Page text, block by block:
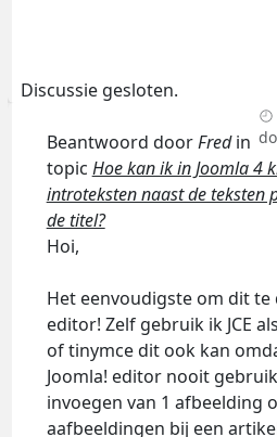
Discussie gesloten.
Beantwoord doorFredin
topic Hoe kan ik in Joomla 4
introteksten naast de teksten
de titel?
Hoi,
Het eenvoudigste om dit te
editor! Zelf gebruik ik JCE
of tinymce dit ook kan
Joomla! editor nooit
invoegen van 1 afbeelding
aafbeeldingen bij een